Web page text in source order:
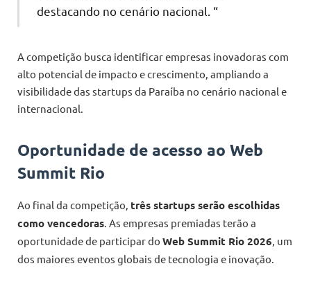
destacando no cenário nacional. “
A competição busca identificar empresas inovadoras com
alto potencial de impacto e crescimento, ampliando a
visibilidade das startups da Paraíba no cenário nacional e
internacional.
Oportunidade de acesso ao Web
Summit Rio
Ao final da competição, três startups serão escolhidas
como vencedoras . As empresas premiadas terão a
oportunidade de participar do Web Summit Rio 2026 , um
dos maiores eventos globais de tecnologia e inovação.